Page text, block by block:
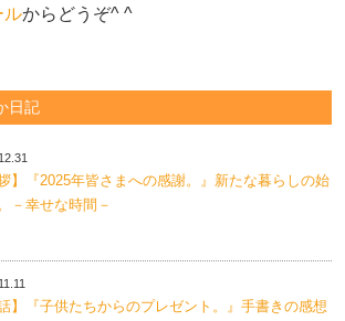
ルからどうぞ^ ^
日記
拶】『2025年皆さまへの感謝。』新たな暮らしの始
－幸せな時間－
話】『子供たちからのプレゼント。』手書きの感想